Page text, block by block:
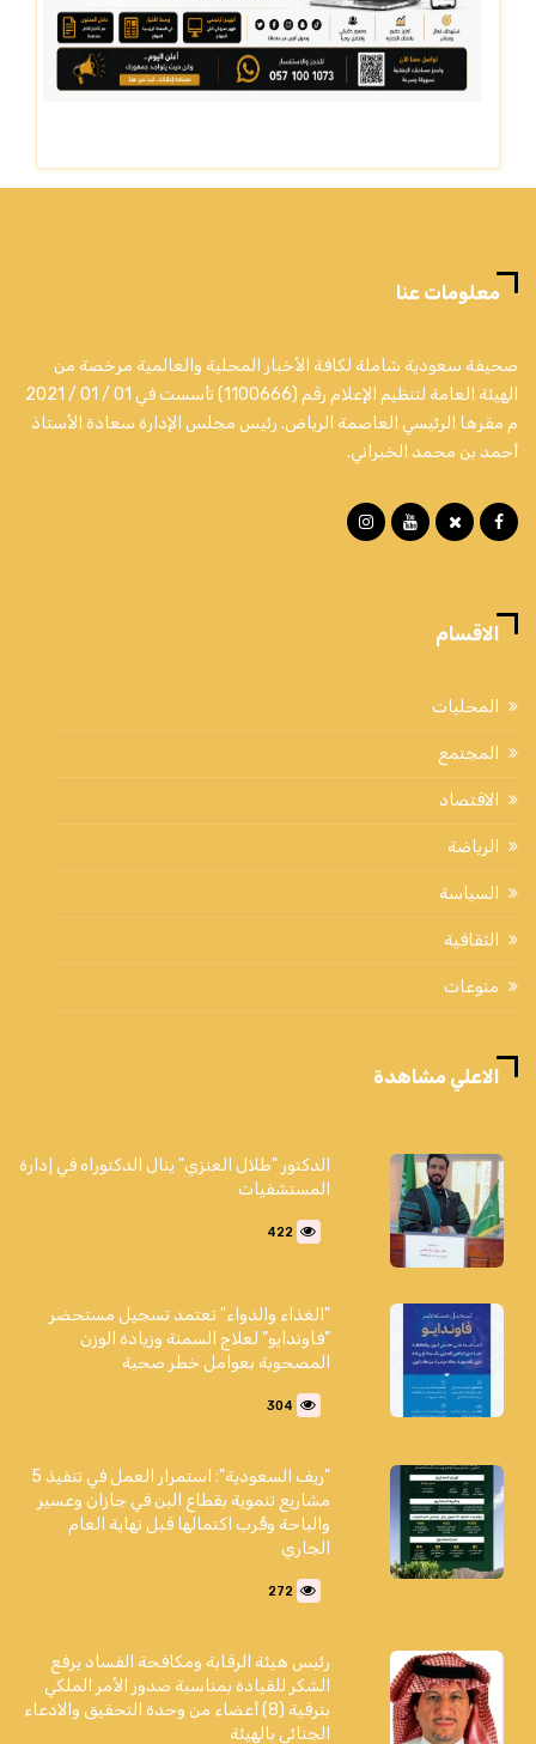
معلومات عنا
صحيفة سعودية شاملة لكافة الأخبار المحلية والعالمية مرخصة من
الهيئة العامة لتنظيم الإعلام رقم (1100666) تأسست في 01 / 01 / 2021
م مقرها الرئيسي العاصمة الرياض. رئيس مجلس الإدارة سعادة الأستاذ
أحمد بن محمد الخبراني.
الاقسام
المحليات
المجتمع
الاقتصاد
الرياضة
السياسة
الثقافية
منوعات
الاعلي مشاهدة
الدكتور "طلال العنزي" ينال الدكتوراه في إدارة
المستشفيات
422
"الغذاء والدواء" تعتمد تسجيل مستحضر
"فاوندايو" لعلاج السمنة وزيادة الوزن
المصحوبة بعوامل خطر صحية
304
"ريف السعودية": استمرار العمل في تنفيذ 5
مشاريع تنموية بقطاع البن في جازان وعسير
والباحة وقُرب اكتمالها قبل نهاية العام
الجاري
272
رئيس هيئة الرقابة ومكافحة الفساد يرفع
الشكر للقيادة بمناسبة صدور الأمر الملكي
بترقية (8) أعضاء من وحدة التحقيق والادعاء
الجنائي بالهيئة